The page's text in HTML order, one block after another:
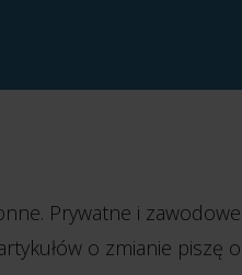
Prywatne i
o zmianie piszę